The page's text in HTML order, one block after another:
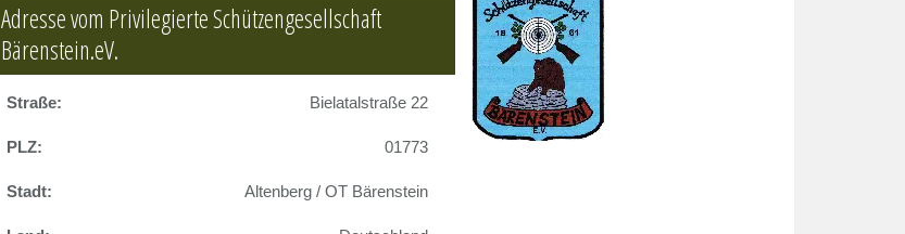
Adresse vom Privilegierte Schützengesellschaft
Bärenstein.eV.
Straße: Bielatalstraße 22
PLZ: 01773
Stadt: Altenberg / OT Bärenstein